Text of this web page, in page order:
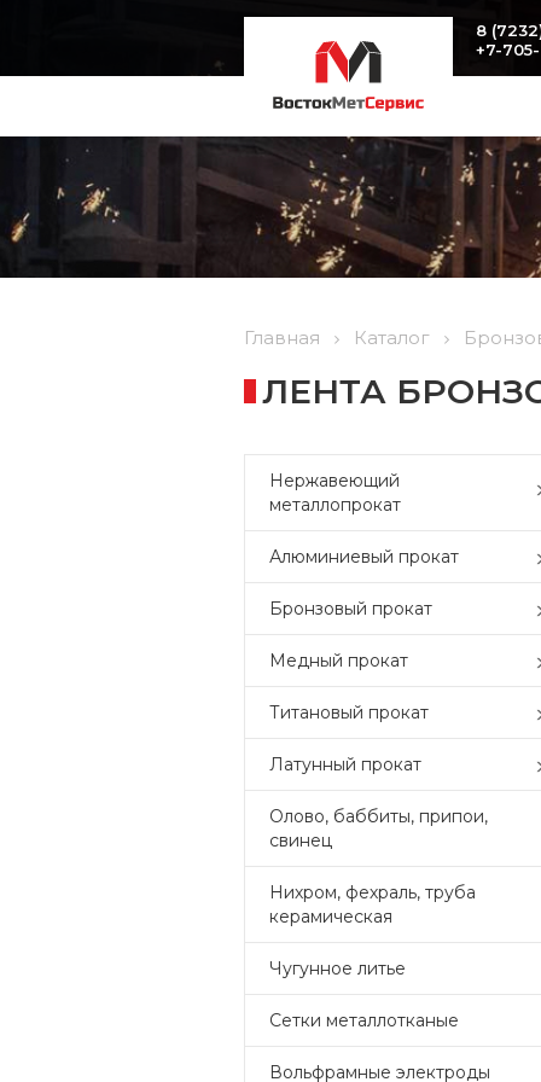
8
+7-
Главная Каталог
ЛЕНТА
Нержавеющий
металлопрокат
Алюминиевый прокат
Бронзовый прокат
Медный прокат
Титановый прокат
Латунный прокат
Олово, баббиты, припои,
свинец
Нихром, фехраль, труба
керамическая
Чугунное литье
Сетки металлотканые
Вольфрамные электроды